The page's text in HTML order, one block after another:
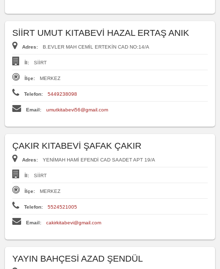
SİİRT UMUT KITABEVİ HAZAL ERTAŞ ANIK
Adres: B.EVLER MAH CEMİL ERTEKİN CAD NO:14/A
İl: SİİRT
İlçe: MERKEZ
Telefon: 5449238098
Email: umutkitabevi56@gmail.com
ÇAKIR KITABEVİ ŞAFAK ÇAKIR
Adres: YENİMAH HAMİ EFENDİ CAD SAADET APT 19/A
İl: SİİRT
İlçe: MERKEZ
Telefon: 5524521005
Email: cakirkitabevi@gmail.com
YAYIN BAHÇESİ AZAD ŞENDÜL